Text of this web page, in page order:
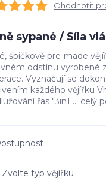
Ohodnotit
sypané / Síla
špičkově pre-made
odstínu vyrobené
Vyznačují se
každého vějířku
řas "3in1 ... celý
Zvolte typ vějířku